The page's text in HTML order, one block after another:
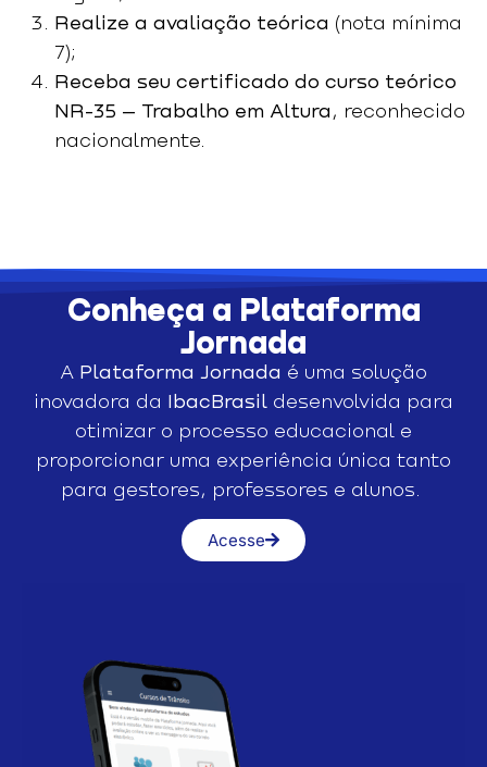
Realize a avaliação teórica (nota mínima
7);
Receba seu certificado do curso teórico
NR-35 – Trabalho em Altura, reconhecido
nacionalmente.
Conheça a Plataforma
Jornada
A Plataforma Jornada é uma solução
inovadora da IbacBrasil desenvolvida para
otimizar o processo educacional e
proporcionar uma experiência única tanto
para gestores, professores e alunos.
Acesse